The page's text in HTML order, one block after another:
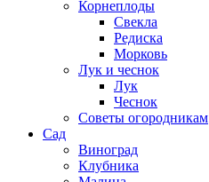
Корнеплоды
Свекла
Редиска
Морковь
Лук и чеснок
Лук
Чеснок
Советы огородникам
Сад
Виноград
Клубника